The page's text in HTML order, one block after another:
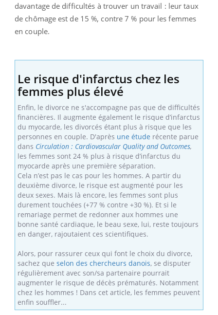
davantage de difficultés à trouver un travail : leur taux
de chômage est de 15 %, contre 7 % pour les femmes
en couple.
Le risque d'infarctus chez les
femmes plus élevé
Enfin, le divorce ne s'accompagne pas que de difficultés
financières. Il augmente également le risque d’infarctus
du myocarde, les divorcés étant plus à risque que les
personnes en couple. D'après une étude récente parue
dans Circulation : Cardiovascular Quality and Outcomes,
les femmes sont 24 % plus à risque d’infarctus du
myocarde après une première séparation.
Cela n’est pas le cas pour les hommes. A partir du
deuxième divorce, le risque est augmenté pour les
deux sexes. Mais là encore, les femmes sont plus
durement touchées (+77 % contre +30 %). Et si le
remariage permet de redonner aux hommes une
bonne santé cardiaque, le beau sexe, lui, reste toujours
en danger, rajoutaient ces scientifiques.
Alors, pour rassurer ceux qui font le choix du divorce,
sachez que selon des chercheurs danois, se disputer
régulièrement avec son/sa partenaire pourrait
augmenter le risque de décès prématurés. Notamment
chez les hommes ! Dans cet article, les femmes peuvent
enfin souffler...